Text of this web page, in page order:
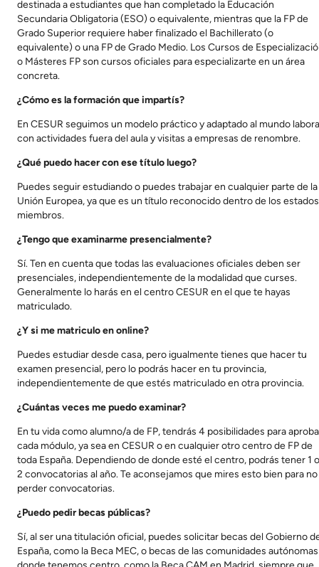
destinada a estudiantes que han completado la Educación
Secundaria Obligatoria (ESO) o equivalente, mientras que la FP de
Grado Superior requiere haber finalizado el Bachillerato (o
equivalente) o una FP de Grado Medio. Los Cursos de
o Másteres FP son cursos oficiales para especializarte en un área
concreta.
¿Cómo es la formación que impartís?
En CESUR seguimos un modelo práctico y adaptado al mundo
con actividades fuera del aula y visitas a empresas de renombre.
¿Qué puedo hacer con ese título luego?
Puedes seguir estudiando o puedes trabajar en cualquier parte de la
Unión Europea, ya que es un título reconocido dentro de los estados
miembros.
¿Tengo que examinarme presencialmente?
Sí. Ten en cuenta que todas las evaluaciones oficiales deben ser
presenciales, independientemente de la modalidad que curses.
Generalmente lo harás en el centro CESUR en el que te hayas
matriculado.
¿Y si me matriculo en online?
Puedes estudiar desde casa, pero igualmente tienes que hacer tu
examen presencial, pero lo podrás hacer en tu provincia,
independientemente de que estés matriculado en otra provincia.
¿Cuántas veces me puedo examinar?
En tu vida como alumno/a de FP, tendrás 4 posibilidades para
cada módulo, ya sea en CESUR o en cualquier otro centro de FP de
toda España. Dependiendo de donde esté el centro, podrás tener 1 o
2 convocatorias al año. Te aconsejamos que mires esto bien para no
perder convocatorias.
¿Puedo pedir becas públicas?
Sí, al ser una titulación oficial, puedes solicitar becas del Gobierno
España, como la Beca MEC, o becas de las comunidades autónomas